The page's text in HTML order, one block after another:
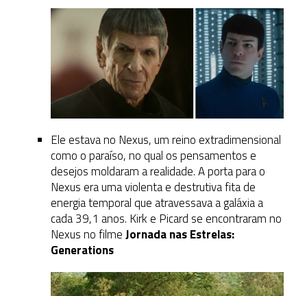
Ele estava no Nexus, um reino extradimensional
como o paraíso, no qual os pensamentos e
desejos moldaram a realidade. A porta para o
Nexus era uma violenta e destrutiva fita de
energia temporal que atravessava a galáxia a
cada 39,1 anos. Kirk e Picard se encontraram no
Nexus no filmeJornada nas Estrelas:
Generations